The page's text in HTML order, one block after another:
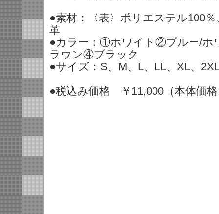
●素材：〈表〉ポリエステル100
革
●カラー：①ホワイト②ブルー/ホ
ラウン④ブラック
●サイズ：S、M、L、LL、XL、
●税込み価格 ￥11,000（本体価格